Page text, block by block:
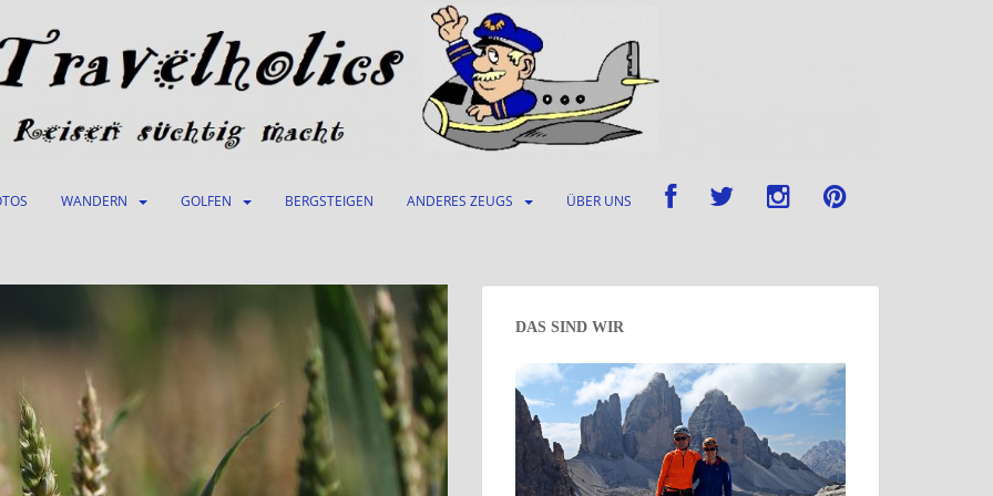
WANDERN GOLFEN BERGSTEIGEN ANDERES ZEUGS ÜBER UNS
DAS SIND WIR